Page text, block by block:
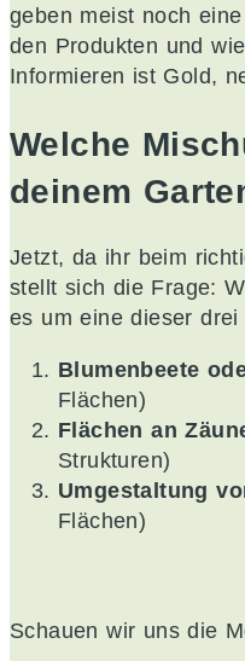
geben meist noch
den Produkten und
Informieren ist Gold,
Welche
deinem
Jetzt, da ihr beim
stellt sich die Frage:
es um eine dieser drei
Blumenbeete
Flächen)
Flächen an
Strukturen)
Umgestaltung
Flächen)
Schauen wir uns die